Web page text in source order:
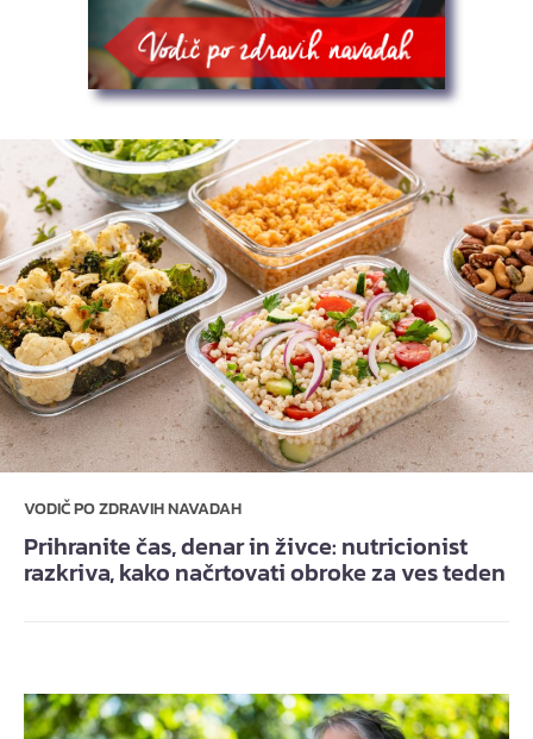
VODIČ PO ZDRAVIH NAVADAH
Prihranite čas, denar in živce: nutricionist
razkriva, kako načrtovati obroke za ves teden